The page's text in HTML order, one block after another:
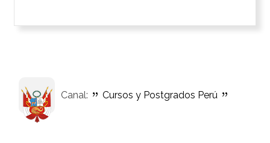
Canal: Cursos y Postgrados Perú